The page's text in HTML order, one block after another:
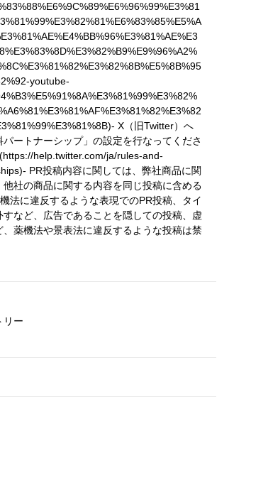
youtube-
- X（旧Twitter）へ
ートナーシップ」の設定を行なってくださ
help.twitter.com/ja/rules-and-
- PR投稿内容に関しては、弊社商品に関
社の商品に関する内容を同じ投稿に含める
法に違反するような表現でのPR投稿、タイ
など、広告であることを隠しての投稿、虚
薬機法や景表法に違反するような投稿は禁
リー